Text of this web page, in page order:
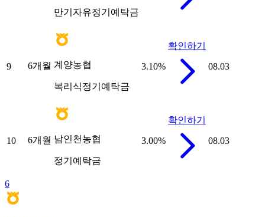
만기자유정기예탁금
9 6개월 계양농협
복리식정기예탁금
3.10%
확인하기
08.03
10 6개월 남인천농협
정기예탁금
3.00%
확인하기
08.03
6